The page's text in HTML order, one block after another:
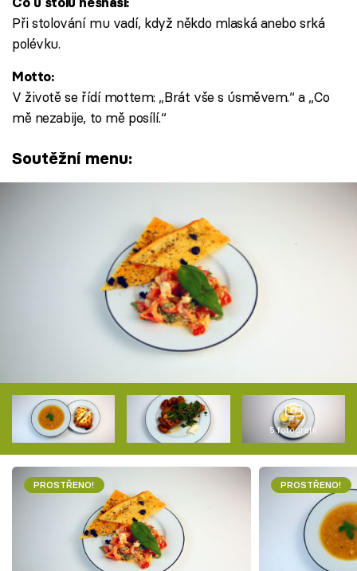
Při stolování mu vadí, když někdo mlaská anebo srká
polévku.
Motto:
V životě se řídí mottem: „Brát vše s úsměvem.“ a „Co
mě nezabije, to mě posílí.“
Soutěžní menu:
5 fotografií
PROSTŘENO! PROSTŘENO!